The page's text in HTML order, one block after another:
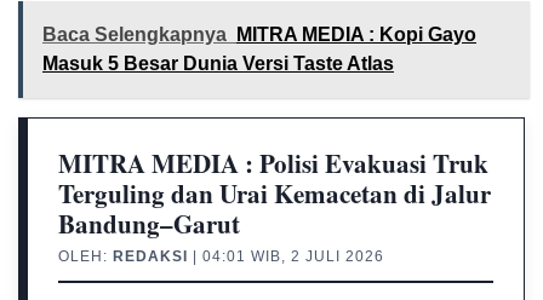
Baca Selengkapnya
MITRA MEDIA : Kopi Gayo
Masuk 5 Besar Dunia Versi Taste Atlas
MITRA MEDIA : Polisi Evakuasi Truk
Terguling dan Urai Kemacetan di Jalur
Bandung–Garut
OLEH: REDAKSI | 04:01 WIB, 2 JULI 2026